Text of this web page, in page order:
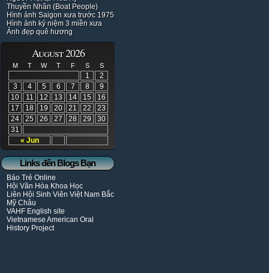
Thuyền Nhân (Boat People)
Hình ảnh Saigon xưa trước 1975
Hình ảnh kỷ niệm 3 miền xưa
Ảnh đẹp quê hương
August 2026
M T W T F S S
« Jun
1
2
3
4 5 6 7 8
9
10
11 12 13 14 15
16
17
18 19 20 21 22
23
24
25 26 27 28 29
30
31
Links đến Blogs Bạn
Báo Trẻ Online
Hội Văn Hóa Khoa Học
Liên Hội Sinh Viên Việt Nam Bắc
Mỹ Châu
VAHF English site
Vietnamese American Oral
History Project